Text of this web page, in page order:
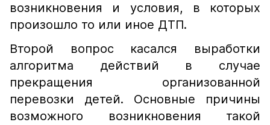
возникновения и условия, в которых
произошло то или иное ДТП.
Второй вопрос касался выработки
алгоритма действий в случае
прекращения организованной
перевозки детей. Основные причины
возможного возникновения такой